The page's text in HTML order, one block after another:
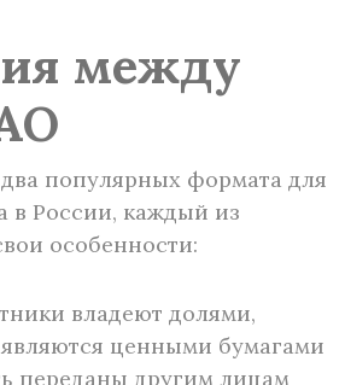
между
популярных формата для
в России, каждый из
особенности:
владеют долями,
ценными бумагами
переданы другим лицам